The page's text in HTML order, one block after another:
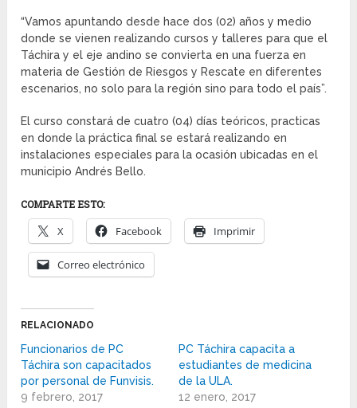
“Vamos apuntando desde hace dos (02) años y medio
donde se vienen realizando cursos y talleres para que el
Táchira y el eje andino se convierta en una fuerza en
materia de Gestión de Riesgos y Rescate en diferentes
escenarios, no solo para la región sino para todo el país”.
El curso constará de cuatro (04) días teóricos, practicas
en donde la práctica final se estará realizando en
instalaciones especiales para la ocasión ubicadas en el
municipio Andrés Bello.
COMPARTE ESTO:
X Facebook Imprimir
Correo electrónico
RELACIONADO
Funcionarios de PC
Táchira son capacitados
por personal de Funvisis.
9 febrero, 2017
PC Táchira capacita a
estudiantes de medicina
de la ULA.
12 enero, 2017